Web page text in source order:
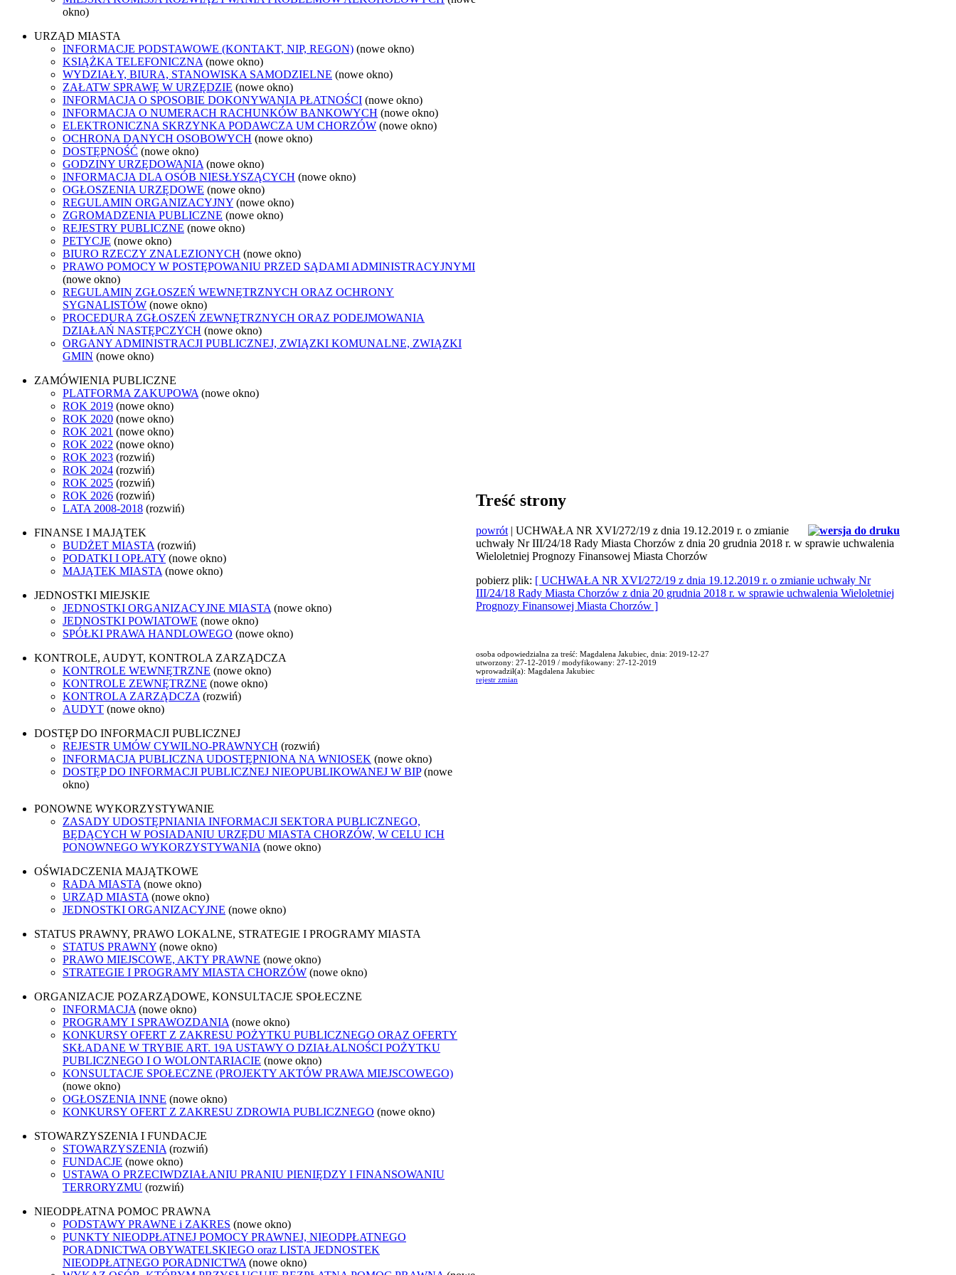
okno)
URZĄD MIASTA
INFORMACJE PODSTAWOWE (KONTAKT, NIP, REGON) (nowe okno)
KSIĄŻKA TELEFONICZNA (nowe okno)
WYDZIAŁY, BIURA, STANOWISKA SAMODZIELNE (nowe okno)
ZAŁATW SPRAWĘ W URZĘDZIE (nowe okno)
INFORMACJA O SPOSOBIE DOKONYWANIA PŁATNOŚCI (nowe okno)
INFORMACJA O NUMERACH RACHUNKÓW BANKOWYCH (nowe okno)
ELEKTRONICZNA SKRZYNKA PODAWCZA UM CHORZÓW (nowe okno)
OCHRONA DANYCH OSOBOWYCH (nowe okno)
DOSTĘPNOŚĆ (nowe okno)
GODZINY URZĘDOWANIA (nowe okno)
INFORMACJA DLA OSÓB NIESŁYSZĄCYCH (nowe okno)
OGŁOSZENIA URZĘDOWE (nowe okno)
REGULAMIN ORGANIZACYJNY (nowe okno)
ZGROMADZENIA PUBLICZNE (nowe okno)
REJESTRY PUBLICZNE (nowe okno)
PETYCJE (nowe okno)
BIURO RZECZY ZNALEZIONYCH (nowe okno)
PRAWO POMOCY W POSTĘPOWANIU PRZED SĄDAMI ADMINISTRACYJNYMI
(nowe okno)
REGULAMIN ZGŁOSZEŃ WEWNĘTRZNYCH ORAZ OCHRONY
SYGNALISTÓW (nowe okno)
PROCEDURA ZGŁOSZEŃ ZEWNĘTRZNYCH ORAZ PODEJMOWANIA
DZIAŁAŃ NASTĘPCZYCH (nowe okno)
ORGANY ADMINISTRACJI PUBLICZNEJ, ZWIĄZKI KOMUNALNE, ZWIĄZKI
GMIN (nowe okno)
ZAMÓWIENIA PUBLICZNE
PLATFORMA ZAKUPOWA (nowe okno)
ROK 2019 (nowe okno)
ROK 2020 (nowe okno)
ROK 2021 (nowe okno)
ROK 2022 (nowe okno)
ROK 2023 (rozwiń)
ROK 2024 (rozwiń)
ROK 2025 (rozwiń)
ROK 2026 (rozwiń)
LATA 2008-2018 (rozwiń)
FINANSE I MAJĄTEK
BUDŻET MIASTA (rozwiń)
PODATKI I OPŁATY (nowe okno)
MAJĄTEK MIASTA (nowe okno)
JEDNOSTKI MIEJSKIE
JEDNOSTKI ORGANIZACYJNE MIASTA (nowe okno)
JEDNOSTKI POWIATOWE (nowe okno)
SPÓŁKI PRAWA HANDLOWEGO (nowe okno)
KONTROLE, AUDYT, KONTROLA ZARZĄDCZA
KONTROLE WEWNĘTRZNE (nowe okno)
KONTROLE ZEWNĘTRZNE (nowe okno)
KONTROLA ZARZĄDCZA (rozwiń)
AUDYT (nowe okno)
DOSTĘP DO INFORMACJI PUBLICZNEJ
REJESTR UMÓW CYWILNO-PRAWNYCH (rozwiń)
INFORMACJA PUBLICZNA UDOSTĘPNIONA NA WNIOSEK (nowe okno)
DOSTĘP DO INFORMACJI PUBLICZNEJ NIEOPUBLIKOWANEJ W BIP (nowe
okno)
PONOWNE WYKORZYSTYWANIE
ZASADY UDOSTĘPNIANIA INFORMACJI SEKTORA PUBLICZNEGO,
BĘDĄCYCH W POSIADANIU URZĘDU MIASTA CHORZÓW, W CELU ICH
PONOWNEGO WYKORZYSTYWANIA (nowe okno)
OŚWIADCZENIA MAJĄTKOWE
RADA MIASTA (nowe okno)
URZĄD MIASTA (nowe okno)
JEDNOSTKI ORGANIZACYJNE (nowe okno)
STATUS PRAWNY, PRAWO LOKALNE, STRATEGIE I PROGRAMY MIASTA
STATUS PRAWNY (nowe okno)
PRAWO MIEJSCOWE, AKTY PRAWNE (nowe okno)
STRATEGIE I PROGRAMY MIASTA CHORZÓW (nowe okno)
ORGANIZACJE POZARZĄDOWE, KONSULTACJE SPOŁECZNE
INFORMACJA (nowe okno)
PROGRAMY I SPRAWOZDANIA (nowe okno)
KONKURSY OFERT Z ZAKRESU POŻYTKU PUBLICZNEGO ORAZ OFERTY
SKŁADANE W TRYBIE ART. 19A USTAWY O DZIAŁALNOŚCI POŻYTKU
PUBLICZNEGO I O WOLONTARIACIE (nowe okno)
KONSULTACJE SPOŁECZNE (PROJEKTY AKTÓW PRAWA MIEJSCOWEGO)
(nowe okno)
OGŁOSZENIA INNE (nowe okno)
KONKURSY OFERT Z ZAKRESU ZDROWIA PUBLICZNEGO (nowe okno)
STOWARZYSZENIA I FUNDACJE
STOWARZYSZENIA (rozwiń)
FUNDACJE (nowe okno)
USTAWA O PRZECIWDZIAŁANIU PRANIU PIENIĘDZY I FINANSOWANIU
TERRORYZMU (rozwiń)
NIEODPŁATNA POMOC PRAWNA
PODSTAWY PRAWNE i ZAKRES (nowe okno)
PUNKTY NIEODPŁATNEJ POMOCY PRAWNEJ, NIEODPŁATNEGO
PORADNICTWA OBYWATELSKIEGO oraz LISTA JEDNOSTEK
NIEODPŁATNEGO PORADNICTWA (nowe okno)
Treść strony
powrót | UCHWAŁA NR XVI/272/19 z dnia 19.12.2019 r. o zmianie
uchwały Nr III/24/18 Rady Miasta Chorzów z dnia 20 grudnia 2018 r. w sprawie uchwalenia
Wieloletniej Prognozy Finansowej Miasta Chorzów
pobierz plik: [ UCHWAŁA NR XVI/272/19 z dnia 19.12.2019 r. o zmianie uchwały Nr
III/24/18 Rady Miasta Chorzów z dnia 20 grudnia 2018 r. w sprawie uchwalenia Wieloletniej
Prognozy Finansowej Miasta Chorzów ]
osoba odpowiedzialna za treść: Magdalena Jakubiec, dnia: 2019-12-27
utworzony: 27-12-2019 / modyfikowany: 27-12-2019
wprowadził(a): Magdalena Jakubiec
rejestr zmian